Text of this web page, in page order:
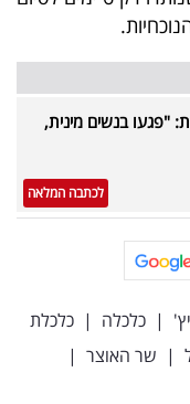
"פגעו בנשים מינית,
לכתבה המלאה
| כלכלה | כלכלת
| שר האוצר |